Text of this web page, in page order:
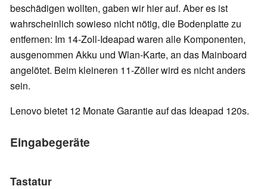
beschädigen wollten, gaben wir hier auf. Aber es ist
wahrscheinlich sowieso nicht nötig, die Bodenplatte zu
entfernen: Im 14-Zoll-Ideapad waren alle Komponenten,
ausgenommen Akku und Wlan-Karte, an das Mainboard
angelötet. Beim kleineren 11-Zöller wird es nicht anders
sein.
Lenovo bietet 12 Monate Garantie auf das Ideapad 120s.
Eingabegeräte
Tastatur